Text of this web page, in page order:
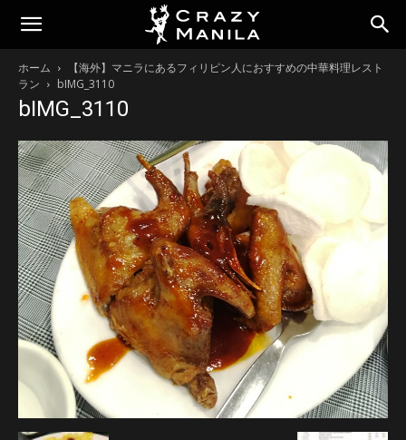
ホーム
【海外】マニラにあるフィリピン人におすすめの中華料理レスト
ラン
bIMG_3110
bIMG_3110